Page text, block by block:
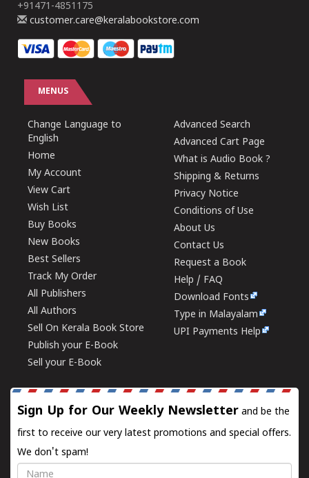
+91471-4851175
customer.care@keralabookstore.com
MENUS
Change Language to
English
Home
My Account
View Cart
Wish List
Buy Books
New Books
Best Sellers
Track My Order
All Publishers
All Authors
Sell On Kerala Book Store
Publish your E-Book
Sell your E-Book
Advanced Search
Advanced Cart Page
What is Audio Book ?
Shipping & Returns
Privacy Notice
Conditions of Use
About Us
Contact Us
Request a Book
Help / FAQ
Download Fonts
Type in Malayalam
UPI Payments Help
Sign Up for Our Weekly Newsletter and be the
first to receive our very latest promotions and special offers.
We don't spam!
Name